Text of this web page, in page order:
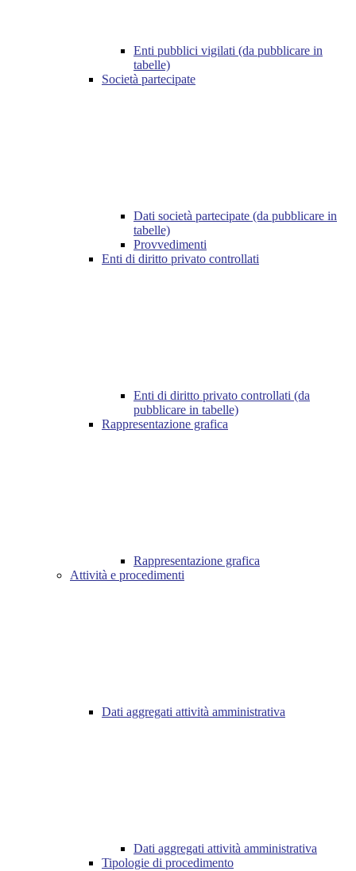
Enti pubblici vigilati (da pubblicare in
tabelle)
Società partecipate
Dati società partecipate (da pubblicare in
tabelle)
Provvedimenti
Enti di diritto privato controllati
Enti di diritto privato controllati (da
pubblicare in tabelle)
Rappresentazione grafica
Rappresentazione grafica
Attività e procedimenti
Dati aggregati attività amministrativa
Dati aggregati attività amministrativa
Tipologie di procedimento